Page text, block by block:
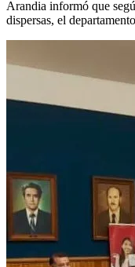
Arandia informó que
dispersas, el